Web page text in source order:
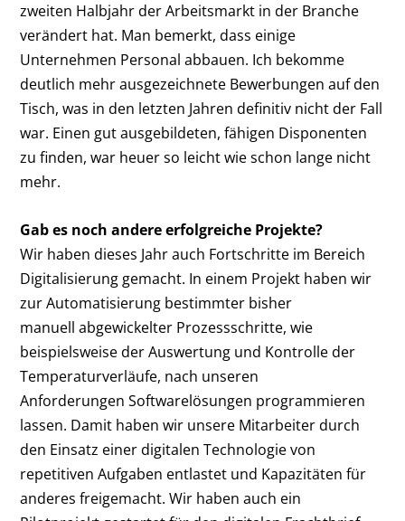
zweiten Halbjahr der Arbeitsmarkt in der Branche
verändert hat. Man bemerkt, dass einige
Unternehmen Personal abbauen. Ich bekomme
deutlich mehr ausgezeichnete Bewerbungen auf den
Tisch, was in den letzten Jahren definitiv nicht der Fall
war. Einen gut ausgebildeten, fähigen Disponenten
zu finden, war heuer so leicht wie schon lange nicht
mehr.
Gab es noch andere erfolgreiche Projekte?
Wir haben dieses Jahr auch Fortschritte im Bereich
Digitalisierung gemacht. In einem Projekt haben wir
zur Automatisierung bestimmter bisher
manuell abgewickelter Prozessschritte, wie
beispielsweise der Auswertung und Kontrolle der
Temperaturverläufe, nach unseren
Anforderungen Softwarelösungen programmieren
lassen. Damit haben wir unsere Mitarbeiter durch
den Einsatz einer digitalen Technologie von
repetitiven Aufgaben entlastet und Kapazitäten für
anderes freigemacht. Wir haben auch ein